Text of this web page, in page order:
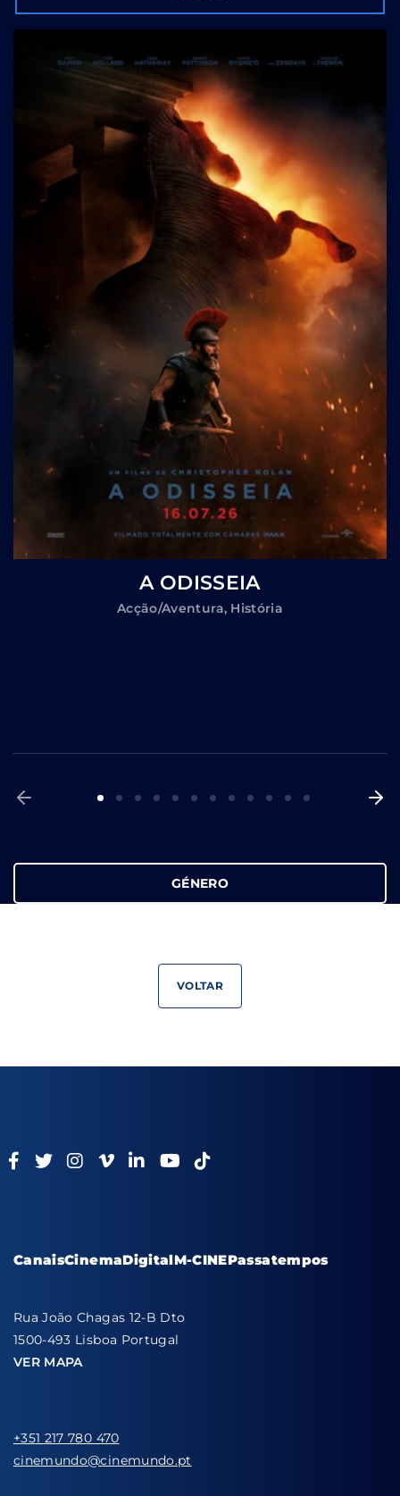
A ODISSEIA
Acção/Aventura História
GÉNERO
VOLTAR
CanaisCinemaDigitalM-CINEPassatempos
Rua João Chagas 12-B Dto
1500-493 Lisboa Portugal
VER MAPA
+351 217 780 470
cinemundo@cinemundo.pt